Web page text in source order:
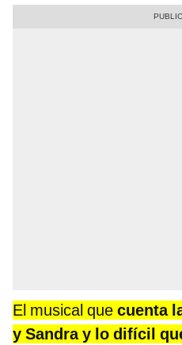
El musical que cuenta
y Sandra y lo difícil